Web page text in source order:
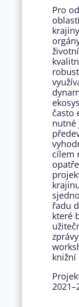
Pro
často
nutné
cílem
řadu
které
knižní